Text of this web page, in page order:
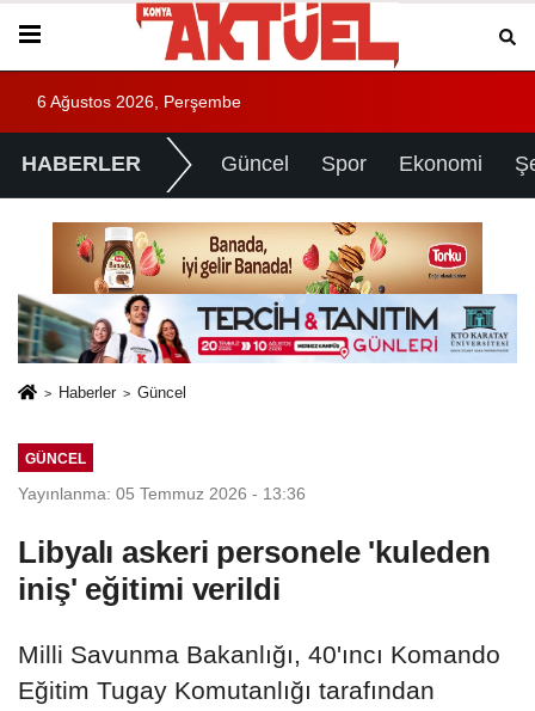
6 Ağustos 2026, Perşembe
HABERLER Güncel Spor Ekonomi
Haberler Güncel
GÜNCEL
Yayınlanma: 05 Temmuz 2026 - 13:36
Libyalı askeri personele 'kuleden
iniş' eğitimi verildi
Milli Savunma Bakanlığı, 40'ıncı Komando
Eğitim Tugay Komutanlığı tarafından